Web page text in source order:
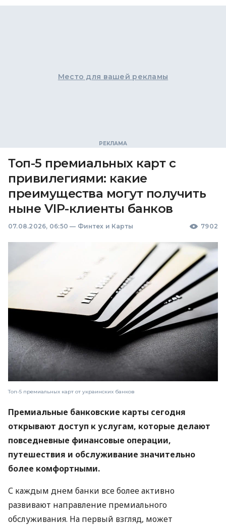
Место для вашей рекламы
Топ-5 премиальных карт с
привилегиями: какие
преимущества могут получить
ныне VIP-клиенты банков
07.08.2026, 06:50 — Финтех и Карты 7902
Топ-5 премиальных карт от украинских банков
Премиальные банковские карты сегодня
открывают доступ к услугам, которые делают
повседневные финансовые операции,
путешествия и обслуживание значительно
более комфортными.
С каждым днем ​​банки все более активно
развивают направление премиального
обслуживания. На первый взгляд, может